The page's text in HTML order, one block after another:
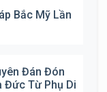
Bắc Mỹ Lần
Đán Đón
Đức Từ Phụ Di